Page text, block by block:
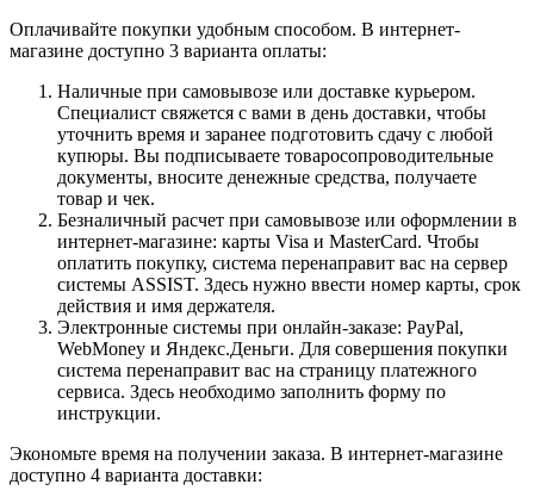
Оплачивайте покупки удобным способом. В интернет-
магазине доступно 3 варианта оплаты:
Наличные при самовывозе или доставке курьером.
Специалист свяжется с вами в день доставки, чтобы
уточнить время и заранее подготовить сдачу с любой
купюры. Вы подписываете товаросопроводительные
документы, вносите денежные средства, получаете
товар и чек.
Безналичный расчет при самовывозе или оформлении в
интернет-магазине: карты Visa и MasterCard. Чтобы
оплатить покупку, система перенаправит вас на сервер
системы ASSIST. Здесь нужно ввести номер карты, срок
действия и имя держателя.
Электронные системы при онлайн-заказе: PayPal,
WebMoney и Яндекс.Деньги. Для совершения покупки
система перенаправит вас на страницу платежного
сервиса. Здесь необходимо заполнить форму по
инструкции.
Экономьте время на получении заказа. В интернет-магазине
доступно 4 варианта доставки: